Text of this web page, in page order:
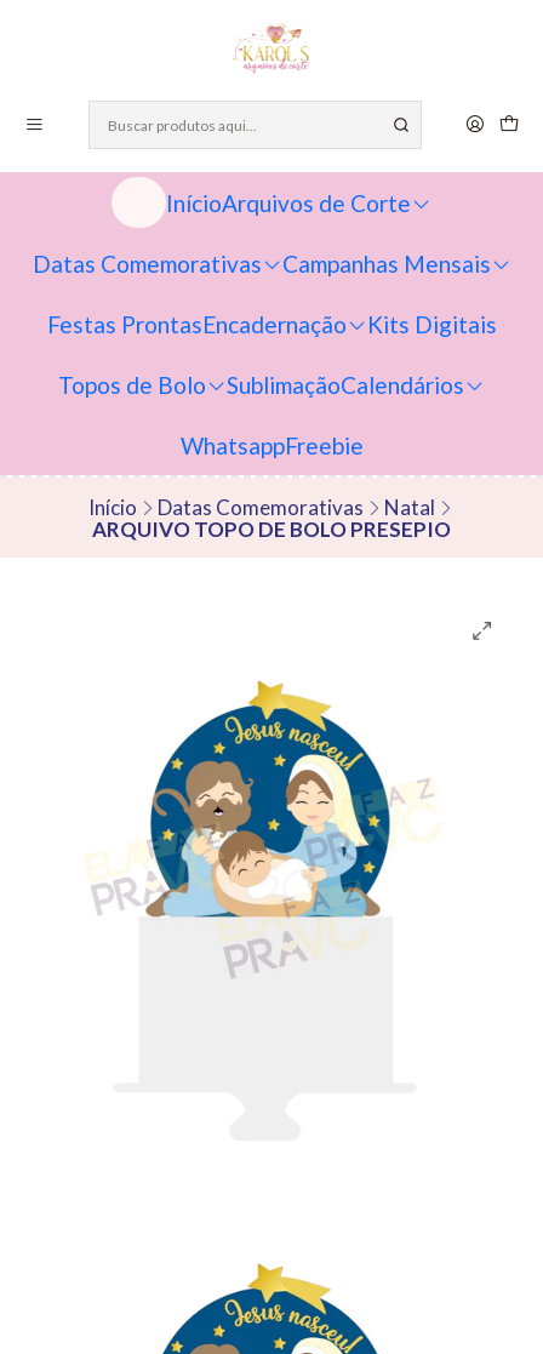
InícioArquivos de Corte
Datas Comemorativas Campanhas Mensais
Festas ProntasEncadernação Kits Digitais
Topos de Bolo SublimaçãoCalendários
WhatsappFreebie
Início Datas Comemorativas
Natal
ARQUIVO TOPO DE BOLO PRESEPIO